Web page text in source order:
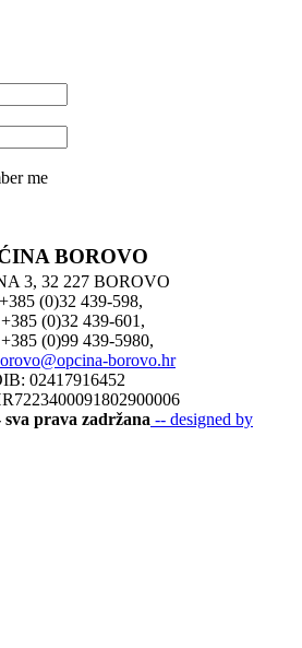
me
BOROVO
3, 32 227 BOROVO
(0)32 439-598,
(0)32 439-601,
(0)99 439-5980,
borovo.hr
02417916452
prava zadržana -- designed by